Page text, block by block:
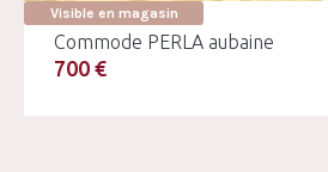
Visible en magasin
Commode PERLA aubaine
700 €